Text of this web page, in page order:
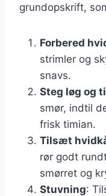
grundopskrift,
Forbered
strimler og
snavs.
Steg løg og
smør, indtil
frisk timian.
Tilsæt
rør godt
smørret og
Stuvning: